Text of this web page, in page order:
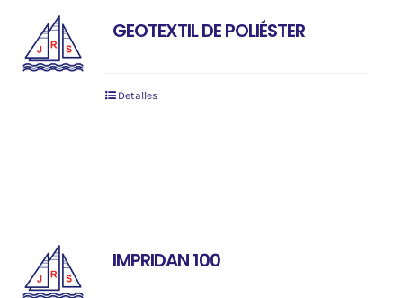
GEOTEXTIL DE POLIÉSTER
Detalles
IMPRIDAN 100